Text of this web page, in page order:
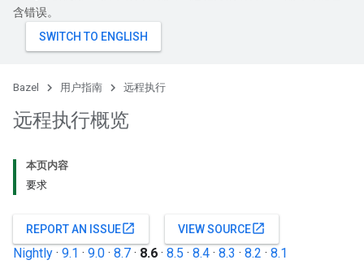
含错误。
Bazel 用户指南 远程执行
远程执行概览
本页内容
要求
REPORT AN ISSUEopen_in_new VIEW SOURCEopen_in_new
Nightly · 9.1 · 9.0 · 8.7 · 8.6 · 8.5 · 8.4 · 8.3 · 8.2 · 8.1